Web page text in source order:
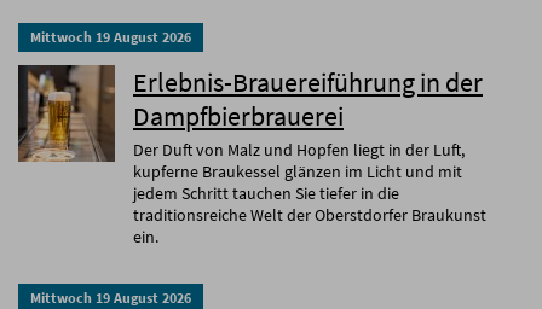
Mittwoch 19 August 2026
Erlebnis-Brauereiführung in der
Dampfbierbrauerei
Der Duft von Malz und Hopfen liegt in der Luft,
kupferne Braukessel glänzen im Licht und mit
jedem Schritt tauchen Sie tiefer in die
traditionsreiche Welt der Oberstdorfer Braukunst
ein.
Mittwoch 19 August 2026